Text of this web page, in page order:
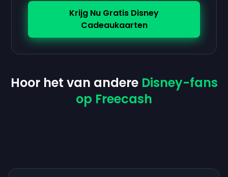
Krijg Nu Gratis Disney
Cadeaukaarten
Hoor het van andere Disney-fans
op Freecash